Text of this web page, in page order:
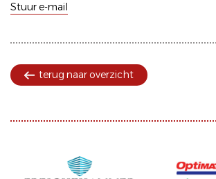
Stuur e-mail
terug naar overzicht